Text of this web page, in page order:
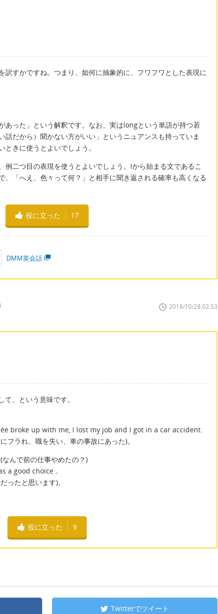
訳すかですね。つまり、如何に抽象的に、フワフワとした表現に
あった」という解釈です。なお、実はlongという単語が持つ若
話だから）聞かない方がいい」というニュアンスも持っていま
きに使うとよいでしょう。
例二つ目の表現を使うとよいでしょう。Iから始まる文であるこ
、「へえ、色々って何？」と相手に聞き返される確率も高くなる
役に立った 17
DMM英会話
2018/10/28 02:53
、という意味です。
broke up with me, I lost my job and I got in a car accident.
フラれ、職を失い、車の事故にあった)。
んで前の仕事やめたの？)
a good choice．
ったと思います)。
役に立った 9
Twitterでツイート